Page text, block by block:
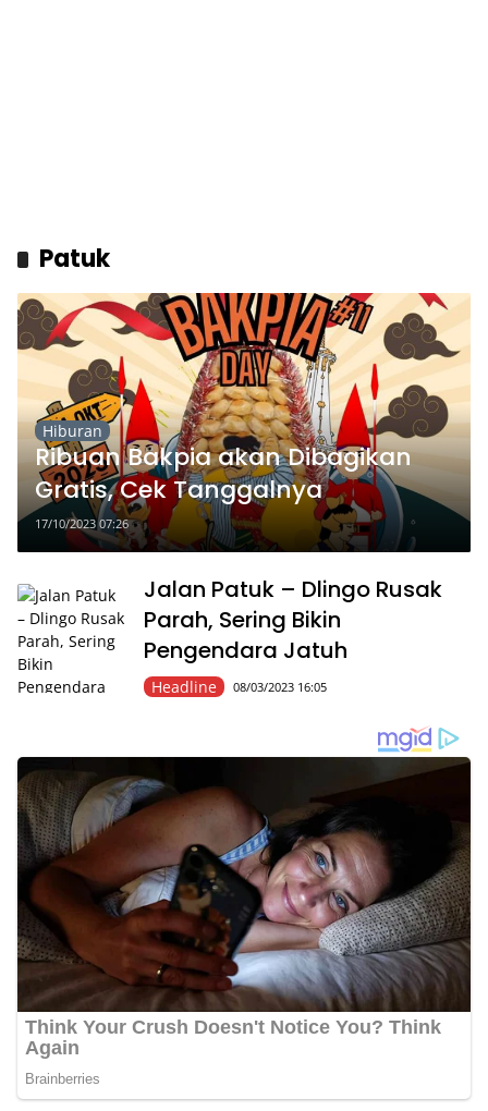
Patuk
Hiburan
Ribuan Bakpia akan Dibagikan
Gratis, Cek Tanggalnya
17/10/2023 07:26
Jalan Patuk – Dlingo Rusak
Parah, Sering Bikin
Pengendara Jatuh
Headline 08/03/2023 16:05